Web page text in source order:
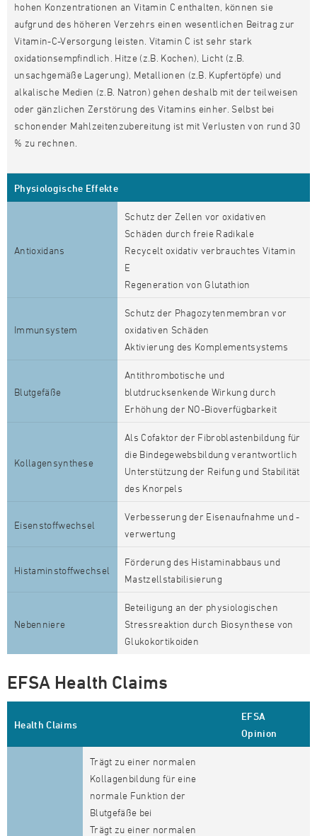
hohen Konzentrationen an Vitamin C enthalten, können sie
aufgrund des höheren Verzehrs einen wesentlichen Beitrag zur
Vitamin-C-Versorgung leisten. Vitamin C ist sehr stark
oxidationsempfindlich. Hitze (z.B. Kochen), Licht (z.B.
unsachgemäße Lagerung), Metallionen (z.B. Kupfertöpfe) und
alkalische Medien (z.B. Natron) gehen deshalb mit der teilweisen
oder gänzlichen Zerstörung des Vitamins einher. Selbst bei
schonender Mahlzeitenzubereitung ist mit Verlusten von rund 30
% zu rechnen.
Physiologische Effekte
Antioxidans
Schutz der Zellen vor oxidativen
Schäden durch freie Radikale
Recycelt oxidativ verbrauchtes Vitamin
E
Regeneration von Glutathion
Immunsystem
Schutz der Phagozytenmembran vor
oxidativen Schäden
Aktivierung des Komplementsystems
Blutgefäße
Antithrombotische und
blutdrucksenkende Wirkung durch
Erhöhung der NO-Bioverfügbarkeit
Kollagensynthese
Als Cofaktor der Fibroblastenbildung für
die Bindegewebsbildung verantwortlich
Unterstützung der Reifung und Stabilität
des Knorpels
Eisenstoffwechsel
Verbesserung der Eisenaufnahme und -
verwertung
Histaminstoffwechsel
Förderung des Histaminabbaus und
Mastzellstabilisierung
Nebenniere
Beteiligung an der physiologischen
Stressreaktion durch Biosynthese von
Glukokortikoiden
EFSA Health Claims
Health Claims
EFSA
Opinion
Trägt zu einer normalen
Kollagenbildung für eine
normale Funktion der
Blutgefäße bei
Trägt zu einer normalen